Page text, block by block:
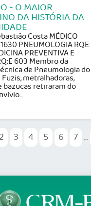
- O MAIOR
DA HISTÓRIA DA
Costa MÉDICO
PNEUMOLOGIA RQE:
PREVENTIVA E
603 Membro da
de Pneumologia do
metralhadoras,
bazucas retiraram do
2 3 4 5 6 7 ...